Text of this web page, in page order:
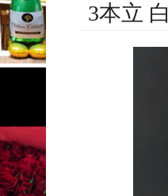
3本立 白